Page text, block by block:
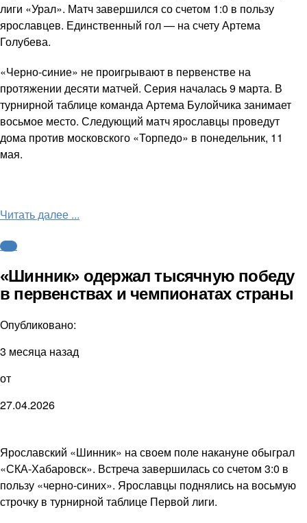
лиги «Урал». Матч завершился со счетом 1:0 в пользу
ярославцев. Единственный гол — на счету Артема
Голубева.
«Черно-синие» не проигрывают в первенстве на
протяжении десяти матчей. Серия началась 9 марта. В
турнирной таблице команда Артема Булойчика занимает
восьмое место. Следующий матч ярославцы проведут
дома против московского «Торпедо» в понедельник, 11
мая.
Читать далее ...
ФНЛ
«Шинник» одержал тысячную победу
в первенствах и чемпионатах страны
Опубликовано:
3 месяца назад
от
27.04.2026
Ярославский «Шинник» на своем поле накануне обыграл
«СКА-Хабаровск». Встреча завершилась со счетом 3:0 в
пользу «черно-синих». Ярославцы поднялись на восьмую
строчку в турнирной таблице Первой лиги.